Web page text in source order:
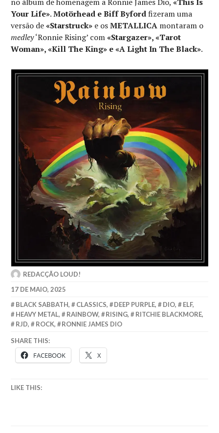
no álbum de homenagem a Ronnie James Dio,«This Is
Your Life».Motörhead e Biff Byfordfizeram uma
versão de«Starstruck» e osMETALLICA montaram o
medley‘Ronnie Rising’ com«Stargazer», «Tarot
Woman», «Kill The King» e «A Light In The Black».
REDACÇÃO LOUD!
17 DE MAIO, 2025
BLACK SABBATH, CLASSICS, DEEP PURPLE, DIO, ELF,
HEAVY METAL, RAINBOW, RISING, RITCHIE BLACKMORE,
RJD, ROCK, RONNIE JAMES DIO
SHARE THIS:
FACEBOOK X
LIKE THIS: